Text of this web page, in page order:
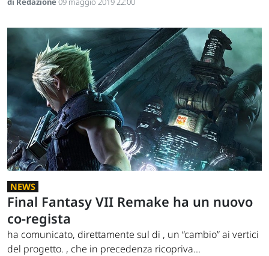
NEWS
Final Fantasy VII Remake ha un nuovo
co-regista
ha comunicato, direttamente sul di , un “cambio” ai vertici
del progetto. , che in precedenza ricopriva...